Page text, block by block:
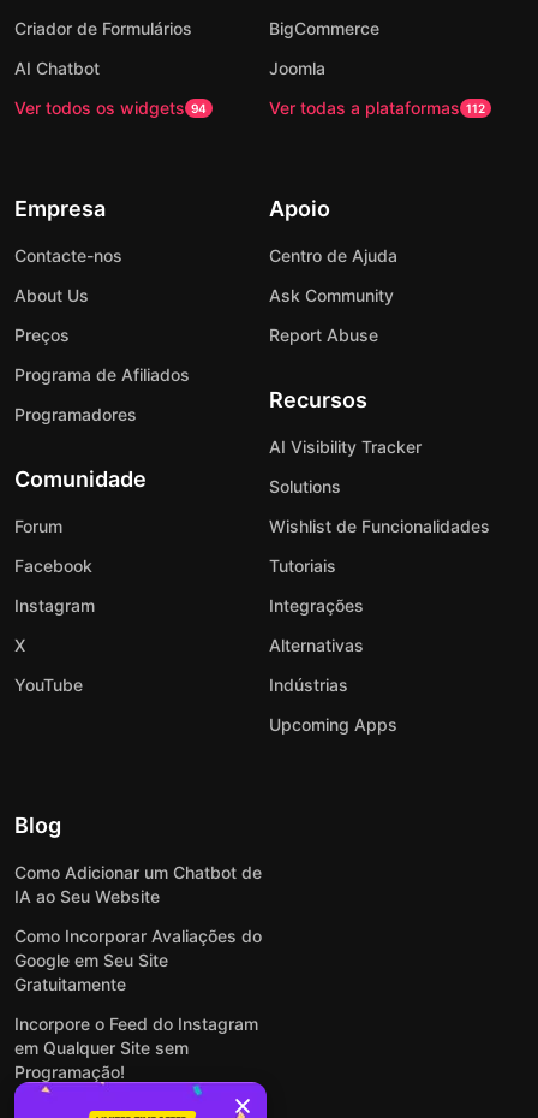
Criador de Formulários
AI Chatbot
Ver todos os widgets 94
BigCommerce
Joomla
Ver todas a plataformas 112
Empresa
Contacte-nos
About Us
Preços
Programa de Afiliados
Programadores
Comunidade
Forum
Facebook
Instagram
X
YouTube
Apoio
Centro de Ajuda
Ask Community
Report Abuse
Recursos
AI Visibility Tracker
Solutions
Wishlist de Funcionalidades
Tutoriais
Integrações
Alternativas
Indústrias
Upcoming Apps
Blog
Como Adicionar um Chatbot de
IA ao Seu Website
Como Incorporar Avaliações do
Google em Seu Site
Gratuitamente
Incorpore o Feed do Instagram
em Qualquer Site sem
Programação!
Como Incorporar Formulários